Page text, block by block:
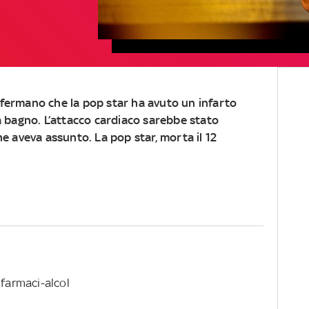
che la pop star ha avuto un infarto
L’attacco cardiaco sarebbe stato
aveva assunto. La pop star, morta il 12
alcol